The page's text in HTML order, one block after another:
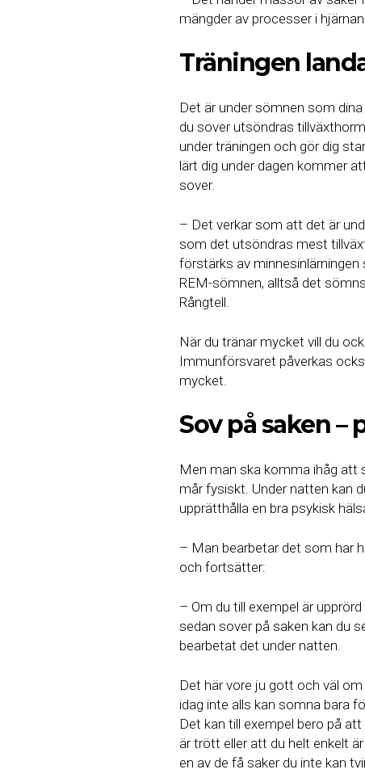
mängder av processer i
Träningen
Det är under sömnen som
du sover utsöndras
under träningen och gör dig
lärt dig under dagen kommer
sover.
– Det verkar som att det är
som det utsöndras mest
förstärks av minnesinlärningen
REM-sömnen, alltså det
Rångtell.
När du tränar mycket vill du
Immunförsvaret påverkas
mycket.
Sov på saken –
Men man ska komma ihåg att
mår fysiskt. Under natten kan
upprätthålla en bra psykisk
– Man bearbetar det som har
och fortsätter:
– Om du till exempel är
sedan sover på saken kan du
bearbetat det under natten.
Det här vore ju gott och väl
idag inte alls kan somna bara
Det kan till exempel bero på
är trött eller att du helt enkelt
en av de få saker du inte kan